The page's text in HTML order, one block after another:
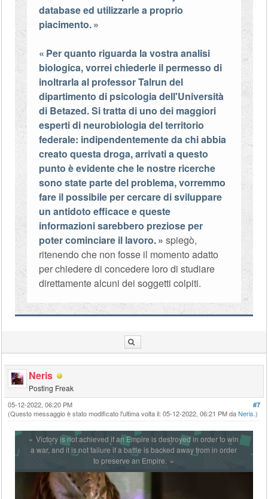
database ed utilizzarle a proprio
piacimento.
Per quanto riguarda la vostra analisi
biologica, vorrei chiederle il permesso di
inoltrarla al professor Talrun del
dipartimento di psicologia dell'Università
di Betazed. Si tratta di uno dei maggiori
esperti di neurobiologia del territorio
federale: indipendentemente da chi abbia
creato questa droga, arrivati a questo
punto è evidente che le nostre ricerche
sono state parte del problema, vorremmo
fare il possibile per cercare di sviluppare
un antidoto efficace e queste
informazioni sarebbero preziose per
poter cominciare il lavoro.
spiegò,
ritenendo che non fosse il momento adatto
per chiedere di concedere loro di studiare
direttamente alcuni dei soggetti colpiti.
Neris
Posting Freak
#7
05-12-2022, 06:20 PM
(Questo messaggio è stato modificato l'ultima volta il: 05-12-2022, 06:21 PM daNeris .)
Victory is not achieved if an Empire is destroyed in order to win
a war, and it is not failure if a battle is backed away from in order
to preserve an Empire.